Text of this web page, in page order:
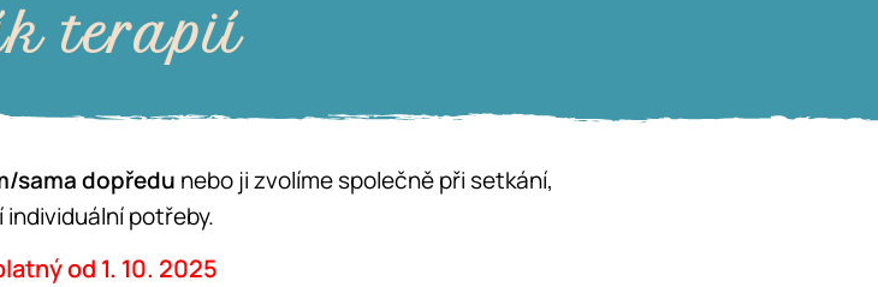
terapií
sama dopředu nebo ji zvolíme společně při setkání,
individuální potřeby.
od 1. 10. 2025